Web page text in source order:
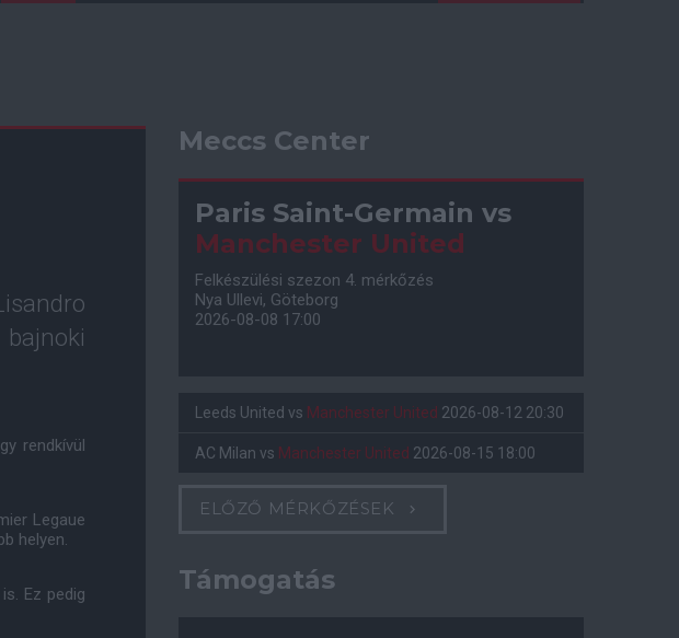
rendkívül
Legaue
helyen.
Ez pedig
Meccs Center
Paris Saint-Germain vs
Manchester United
Felkészülési szezon 4. mérkőzés
Nya Ullevi, Göteborg
2026-08-08 17:00
Leeds United vs Manchester United 2026-08-12 20:30
AC Milan vs Manchester United 2026-08-15 18:00
ELŐZŐ MÉRKŐZÉSEK
Támogatás